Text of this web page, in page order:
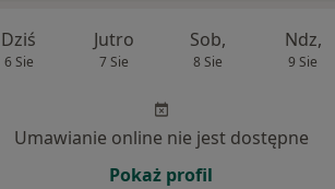
Dziś
6 Sie
Jutro
7 Sie
Sob,
8 Sie
Ndz,
9 Sie
Umawianie online nie jest dostępne
Pokaż profil